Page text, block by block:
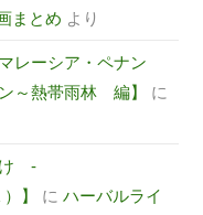
まとめ より
レーシア・ペナン
～熱帯雨林 編】
に
け -
】
にハーバルライ